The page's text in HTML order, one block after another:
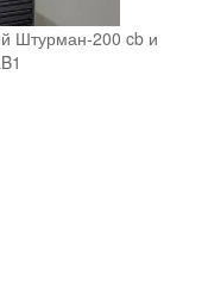
Штурман-200 cb и